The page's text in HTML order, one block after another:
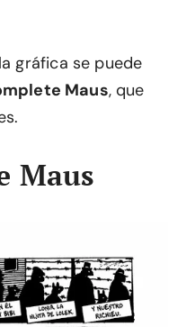
gráfica se puede
Maus, que
Maus